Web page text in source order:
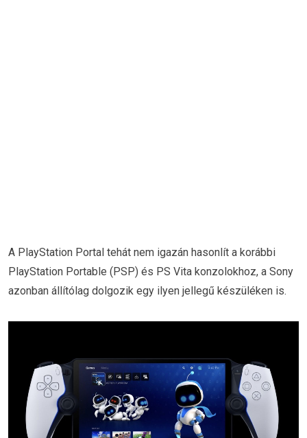
A PlayStation Portal tehát nem igazán hasonlít a korábbi
PlayStation Portable (PSP) és PS Vita konzolokhoz, a Sony
azonban állítólag dolgozik egy ilyen jellegű készüléken is.